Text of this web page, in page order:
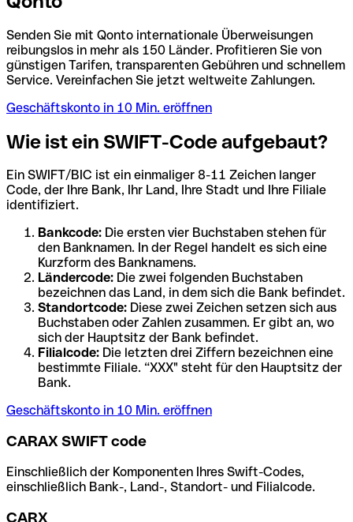
Senden Sie mit Qonto internationale Überweisungen
reibungslos in mehr als 150 Länder. Profitieren Sie von
günstigen Tarifen, transparenten Gebühren und schnellem
Service. Vereinfachen Sie jetzt weltweite Zahlungen.
Geschäftskonto in 10 Min. eröffnen
Wie ist ein SWIFT-Code aufgebaut?
Ein SWIFT/BIC ist ein einmaliger 8-11 Zeichen langer
Code, der Ihre Bank, Ihr Land, Ihre Stadt und Ihre Filiale
identifiziert.
Bankcode: Die ersten vier Buchstaben stehen für
den Banknamen. In der Regel handelt es sich eine
Kurzform des Banknamens.
Ländercode: Die zwei folgenden Buchstaben
bezeichnen das Land, in dem sich die Bank befindet.
Standortcode: Diese zwei Zeichen setzen sich aus
Buchstaben oder Zahlen zusammen. Er gibt an, wo
sich der Hauptsitz der Bank befindet.
Filialcode: Die letzten drei Ziffern bezeichnen eine
bestimmte Filiale. “XXX" steht für den Hauptsitz der
Bank.
Geschäftskonto in 10 Min. eröffnen
CARAX SWIFT code
Einschließlich der Komponenten Ihres Swift-Codes,
einschließlich Bank-, Land-, Standort- und Filialcode.
CARX